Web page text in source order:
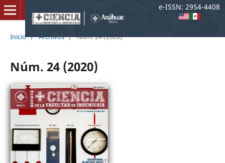
Inicio / Archivos / Núm. 24 (2020)
Núm. 24 (2020)
e-ISSN: 2954-4408